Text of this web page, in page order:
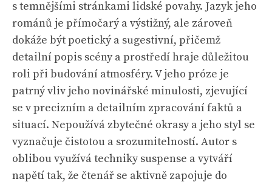
s temnějšími stránkami lidské povahy. Jazyk jeho
románů je přímočarý a výstižný, ale zároveň
dokáže být poetický a sugestivní, přičemž
detailní popis scény a prostředí hraje důležitou
roli při budování atmosféry. V jeho próze je
patrný vliv jeho novinářské minulosti, zjevující
se v precizním a detailním zpracování faktů a
situací. Nepoužívá zbytečné okrasy a jeho styl se
vyznačuje čistotou a srozumitelností. Autor s
oblibou využívá techniky suspense a vytváří
napětí tak, že čtenář se aktivně zapojuje do